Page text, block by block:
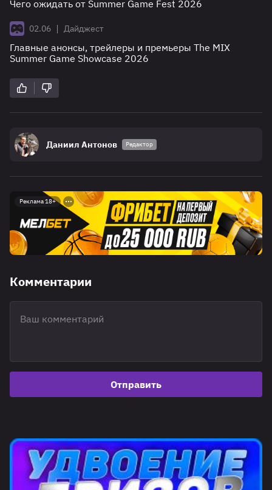
Чего ожидать от Summer Game Fest 2026
02.06 | Дайджест
Главные анонсы, трейлеры и премьеры The MIX
Summer Game Showcase 2026
Даниил Антонов Редактор
Реклама 18+
Комментарии
Отправить